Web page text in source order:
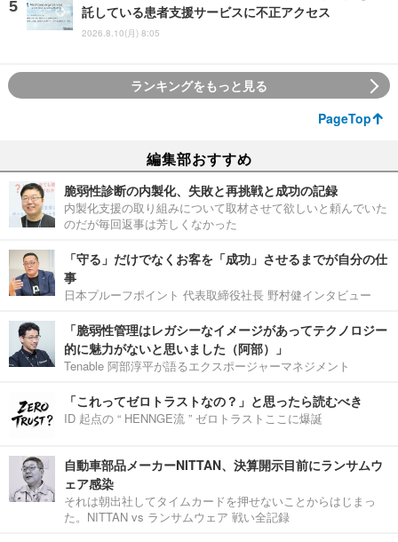
託している患者支援サービスに不正アクセス
2026.8.10(月) 8:05
ランキングをもっと見る
PageTop
編集部おすすめ
脆弱性診断の内製化、失敗と再挑戦と成功の記録
内製化支援の取り組みについて取材させて欲しいと頼んでいた
のだが毎回返事は芳しくなかった
「守る」だけでなくお客を「成功」させるまでが自分の仕
事
日本プルーフポイント 代表取締役社長 野村健インタビュー
「脆弱性管理はレガシーなイメージがあってテクノロジー
的に魅力がないと思いました（阿部）」
Tenable 阿部淳平が語るエクスポージャーマネジメント
「これってゼロトラストなの？」と思ったら読むべき
ID 起点の “ HENNGE流 ” ゼロトラストここに爆誕
自動車部品メーカーNITTAN、決算開示目前にランサムウ
ェア感染
それは朝出社してタイムカードを押せないことからはじまっ
た。NITTAN vs ランサムウェア 戦い全記録